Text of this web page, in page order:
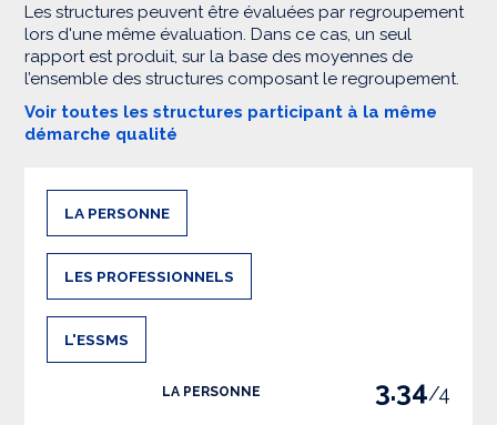
Les structures peuvent être évaluées par regroupement
lors d'une même évaluation. Dans ce cas, un seul
rapport est produit, sur la base des moyennes de
l’ensemble des structures composant le regroupement.
Voir toutes les structures participant à la même
démarche qualité
LA PERSONNE
LES PROFESSIONNELS
L'ESSMS
LA PERSONNE 3.34/4